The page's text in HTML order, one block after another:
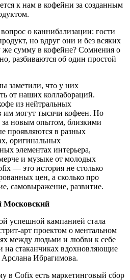
к нам в кофейни за созданным
о каннибализации: гости
но вдруг они и без всяких
сумму в кофейне? Сомнения о
разбиваются об один простой
заметили, что у них
от наших коллабораций.
из нейтральных
им могут тысячи кофеен. Но
новым опытом, близкими
проявляются в разных
оригинальных
элементах интерьера,
и музыке от молодых
— это история не столько
цен, а сколько про
самовыражение, развитие.
Московский
успешной кампанией стала
арт проектом о ментальном
между людьми и любви к себе
на стаканчиках вдохновляющие
Арслана Ибрагимова.